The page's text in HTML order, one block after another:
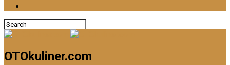
OTOkuliner.com